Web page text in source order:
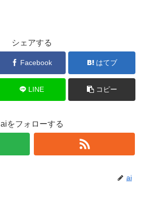
シェアする
Facebook はてブ
LINE コピー
aiをフォローする
ai